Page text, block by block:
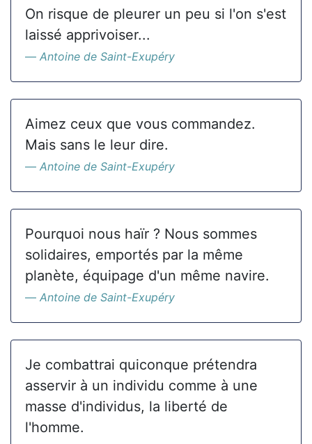
On risque de pleurer un peu si l'on s'est
laissé apprivoiser...
Antoine de Saint-Exupéry
Aimez ceux que vous commandez.
Mais sans le leur dire.
Antoine de Saint-Exupéry
Pourquoi nous haïr ? Nous sommes
solidaires, emportés par la même
planète, équipage d'un même navire.
Antoine de Saint-Exupéry
Je combattrai quiconque prétendra
asservir à un individu comme à une
masse d'individus, la liberté de
l'homme.